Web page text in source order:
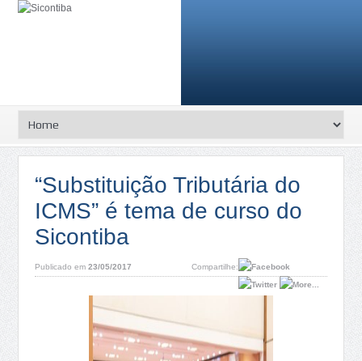
“Substituição Tributária do
ICMS” é tema de curso do
Sicontiba
Publicado em23/05/2017 Compartilhe: